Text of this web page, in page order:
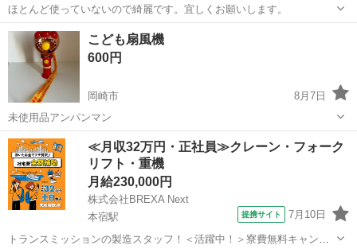
ほとんど使っていないので綺麗です。宜しくお願いします。
愛知 岡崎市 岡崎駅 その他
こども扇風機
600円
岡崎市
8月7日
未使用品アンパンマン
愛知 岡崎市 その他 子ども
≪月収32万円・正社員≫クレーン・フォーク
リフト・重機
月給230,000円
株式会社BREXA Next
本宿駅
提携サイト 7月10日
トランスミッションの製造スタッフ！＜活躍中！＞寮費無料キャンペ